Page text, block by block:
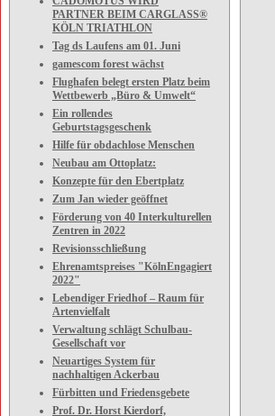
PARTNER BEIM CARGLASS®
KÖLN TRIATHLON
Tag ds Laufens am 01. Juni
gamescom forest wächst
Flughafen belegt ersten Platz beim
Wettbewerb „Büro & Umwelt“
Ein rollendes
Geburtstagsgeschenk
Hilfe für obdachlose Menschen
Neubau am Ottoplatz:
Konzepte für den Ebertplatz
Zum Jan wieder geöffnet
Förderung von 40 Interkulturellen
Zentren in 2022
Revisionsschließung
Ehrenamtspreises "KölnEngagiert
2022"
Lebendiger Friedhof – Raum für
Artenvielfalt
Verwaltung schlägt Schulbau-
Gesellschaft vor
Neuartiges System für
nachhaltigen Ackerbau
Fürbitten und Friedensgebete
Prof. Dr. Horst Kierdorf,